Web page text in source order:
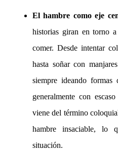
El hambre como eje
historias giran en torno a
comer. Desde intentar
hasta soñar con
siempre ideando formas
generalmente con
viene del término
hambre insaciable, lo
situación.